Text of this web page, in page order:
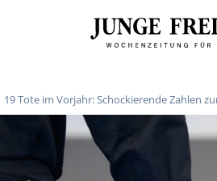
19 Tote im Vorjahr: Schockierende Zahlen